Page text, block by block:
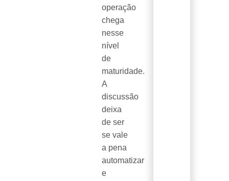
operação
chega
nesse
nível
de
maturidade.
A
discussão
deixa
de ser
se vale
a pena
automatizar
e